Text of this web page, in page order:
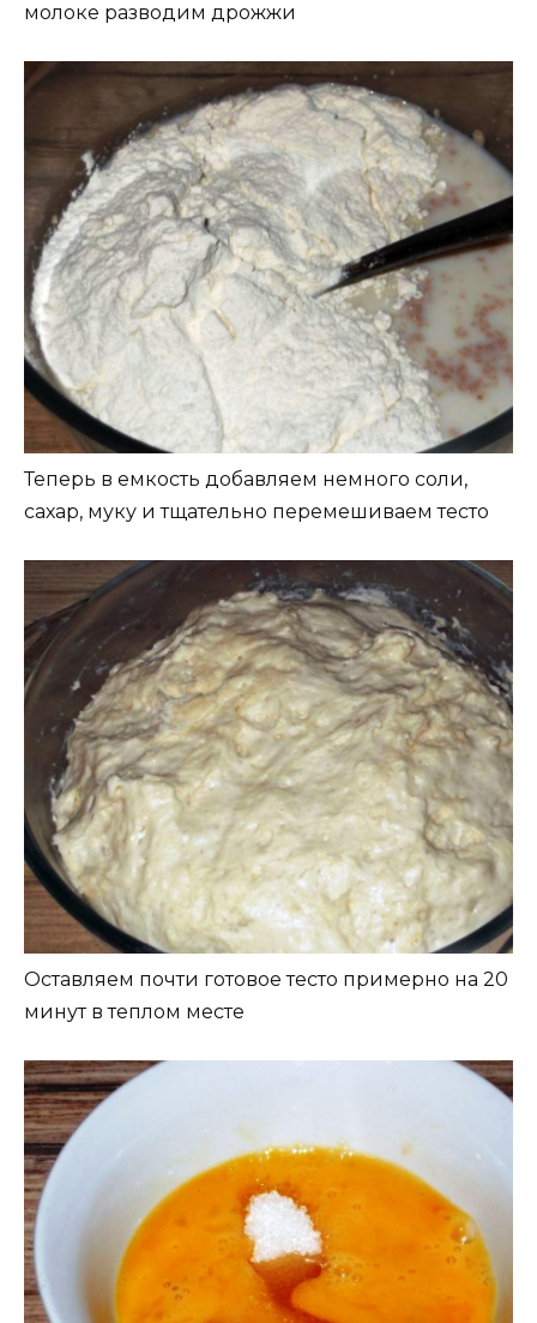
молоке разводим дрожжи
Теперь в емкость добавляем немного соли,
сахар, муку и тщательно перемешиваем тесто
Оставляем почти готовое тесто примерно на 20
минут в теплом месте